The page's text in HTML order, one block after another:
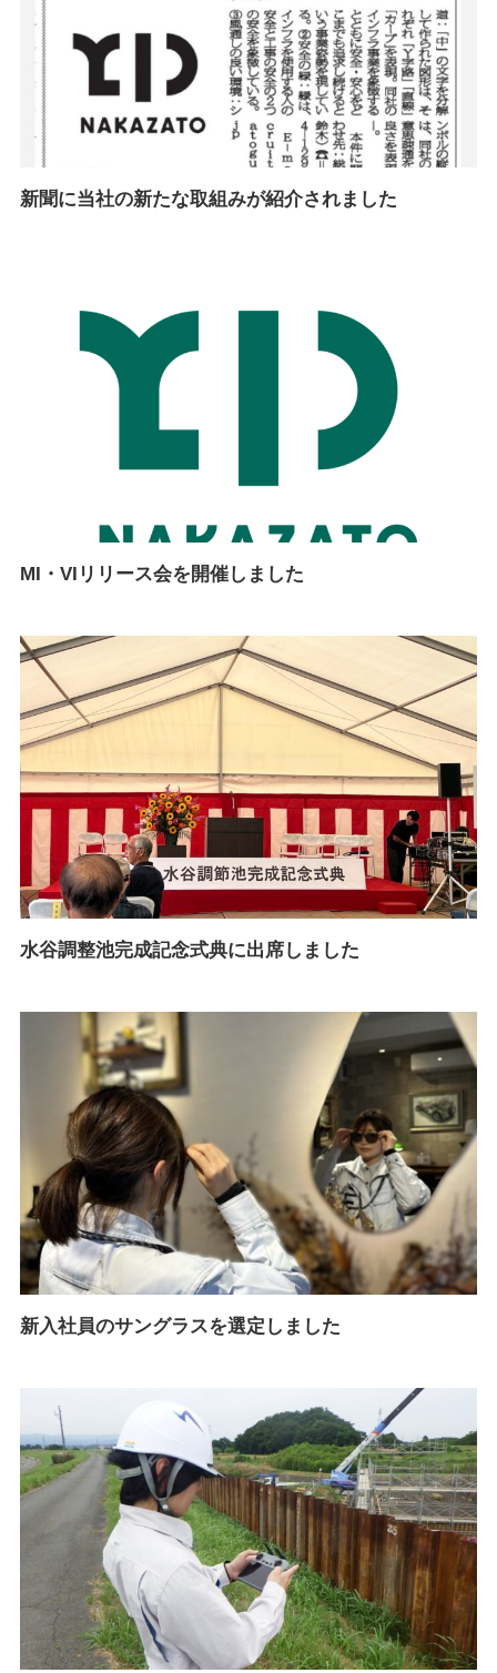
新聞に当社の新たな取組みが紹介されました
MI・VIリリース会を開催しました
水谷調整池完成記念式典に出席しました
新入社員のサングラスを選定しました